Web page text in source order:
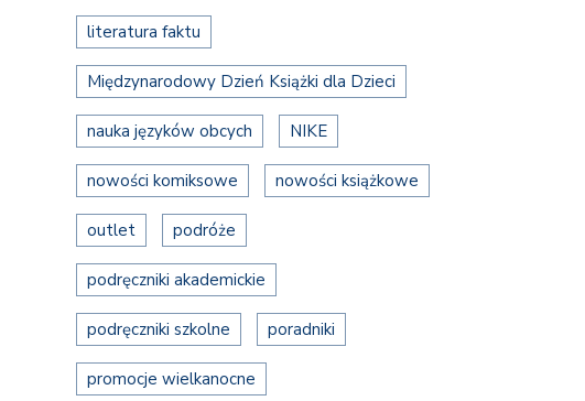
literatura faktu
Międzynarodowy Dzień Książki dla Dzieci
nauka języków obcych NIKE
nowości komiksowe nowości książkowe
outlet podróże
podręczniki akademickie
podręczniki szkolne poradniki
promocje wielkanocne